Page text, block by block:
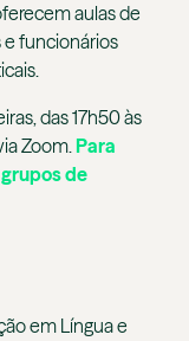
aulas de
e funcionários
das 17h50 às
Zoom.Para
de
em Língua e